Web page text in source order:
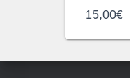
15,00€